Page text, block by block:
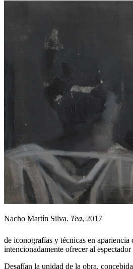
Nacho Martín Silva. Tea, 2017
de iconografías y técnicas en apariencia
intencionadamente ofrecer al
Desafían la unidad de la obra,